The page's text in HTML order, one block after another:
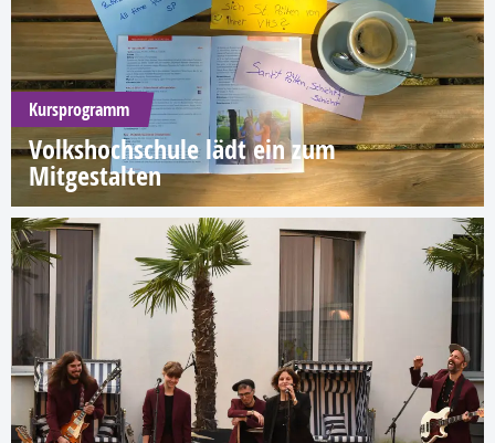
Kursprogramm
Volkshochschule lädt ein zum
Mitgestalten